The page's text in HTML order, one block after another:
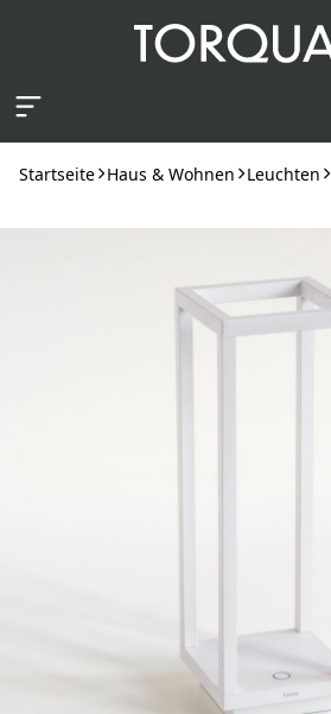
Startseite Haus & Wohnen Leuchten